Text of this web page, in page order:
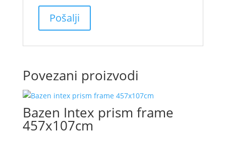
Povezani proizvodi
Bazen Intex prism frame
457x107cm